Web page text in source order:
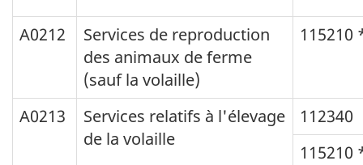
A0212
Services de reproduction
des animaux de ferme
(sauf la volaille)
115210
A0213
Services relatifs à l'élevage
de la volaille
112340
115210